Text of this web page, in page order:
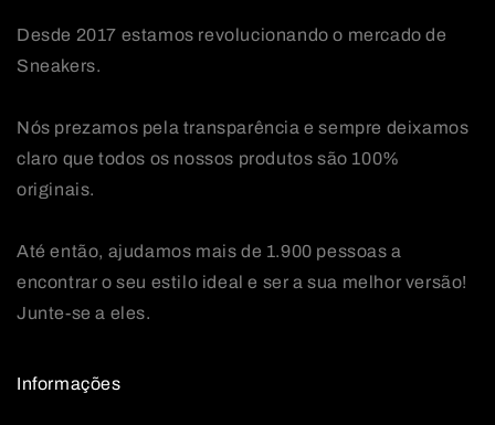
Desde 2017 estamos revolucionando o mercado de
Sneakers.
Nós prezamos pela transparência e sempre deixamos
claro que todos os nossos produtos são 100%
originais.
Até então, ajudamos mais de 1.900 pessoas a
encontrar o seu estilo ideal e ser a sua melhor versão!
Junte-se a eles.
Informações